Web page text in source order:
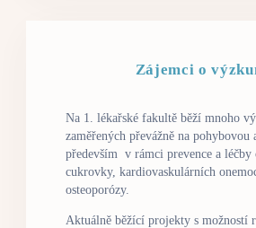
Zájemci o
Na 1. lékařské fakultě běží mnoho
zaměřených převážně na pohybovou
především v rámci prevence a léčby
cukrovky, kardiovaskulárních
osteoporózy.
Aktuálně běžící projekty s možností